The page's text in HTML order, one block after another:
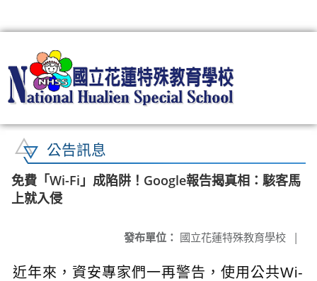
公告訊息
免費「Wi-Fi」成陷阱！Google報告揭真相：駭客馬
上就入侵
發布單位： 國立花蓮特殊教育學校 |
近年來，資安專家們一再警告，使用公共Wi-